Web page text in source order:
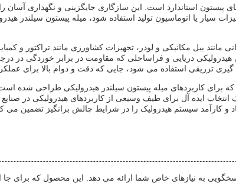
پیستون استاندارد است. این سازگاری جایگزینی و نگهداری
سیار یا اتوماسیون تولید استفاده شود، میله پیستون سیلندر
مانند بیل مکانیکی و لودر، تجهیزات کشاورزی مانند تراکتور و
دریایی و فراساحلی که مقاومت در برابر خوردگی در
تزریقی استفاده می شود، جایی که دقت و دوام بالا برای
برای کاربردهای میله پیستون سیلندر هیدرولیکی طراحی شده
انتخاب ایده آل برای طیف وسیعی از کاربردهای هیدرولیکی در
و کارآمد سیستم هیدرولیک را در شرایط چالش برانگیز تضمین می
به نیازهای خاص شما ارائه می دهد. این محصول که برای جا